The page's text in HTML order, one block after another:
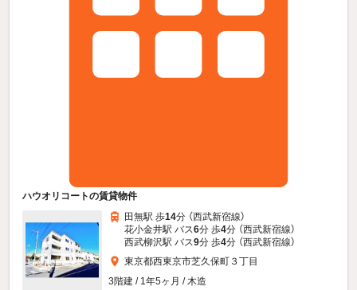
ハウオリコートの賃貸物件
田無駅 歩14分 （西武新宿線）
花小金井駅 バス6分 歩4分 （西武新宿線）
西武柳沢駅 バス9分 歩4分 （西武新宿線）
東京都西東京市芝久保町３丁目
3階建 / 1年5ヶ月 / 木造